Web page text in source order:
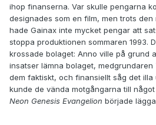
ihop finanserna. Var skulle pengarna
designades som en film, men trots den
hade Gainax inte mycket pengar att
stoppa produktionen sommaren 1993.
krossade bolaget: Anno ville på grund
insatser lämna bolaget, medgrundaren
dem faktiskt, och finansiellt såg det illa
kunde de vända motgångarna till
Neon Genesis Evangelion började